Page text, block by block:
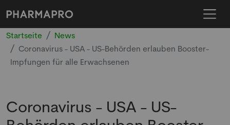
Startseite
News
Coronavirus - USA - US-Behörden erlauben Booster-
Impfungen für alle Erwachsenen
Coronavirus - USA - US-